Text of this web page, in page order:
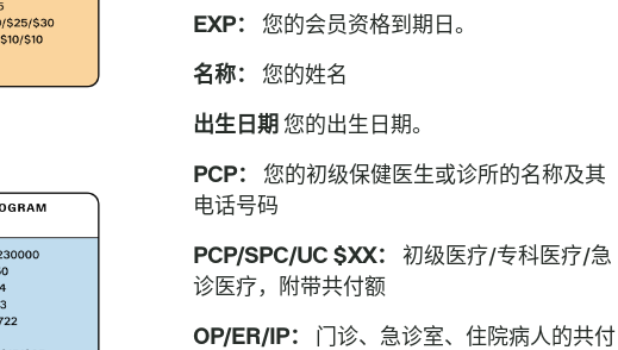
EXP：
您的会员资格到期日。
名称：
您的姓名
出生日期 您的出生日期。
PCP：
您的初级保健医生或诊所的名称及其
电话号码
PCP/SPC/UC $XX：
初级医疗/专科医疗/急
诊医疗，附带共付额
OP/ER/IP：
门诊、急诊室、住院病人的共付